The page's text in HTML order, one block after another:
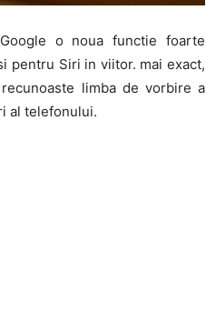
o noua functie foarte
pentru Siri in viitor. mai exact,
limba de vorbire a
al telefonului.